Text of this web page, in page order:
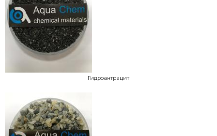
Гидроантрацит